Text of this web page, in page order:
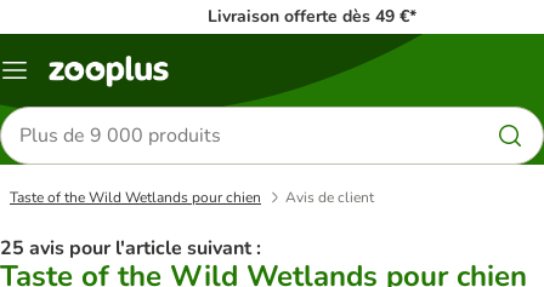
Livraison offerte dès 49 €*
Menu
Rechercher
des
produits
Taste of the Wild Wetlands pour chien Avis de client
25 avis pour l'article suivant :
Taste of the Wild Wetlands pour chien